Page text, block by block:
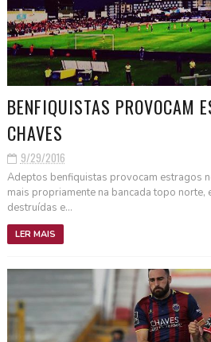
BENFIQUISTAS PROVOCAM
CHAVES
9/29/2016
Adeptos benfiquistas provocam estragos
mais propriamente na bancada topo norte,
destruídas e...
LER MAIS